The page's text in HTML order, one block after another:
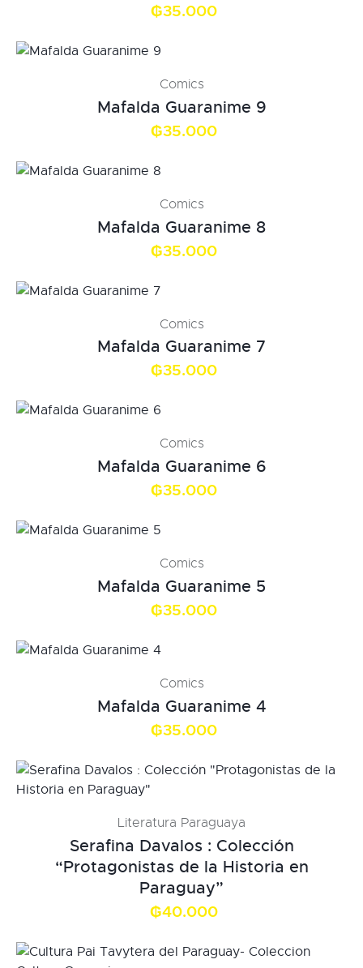
₲35.000
Comics
Mafalda Guaranime 9
₲35.000
Comics
Mafalda Guaranime 8
₲35.000
Comics
Mafalda Guaranime 7
₲35.000
Comics
Mafalda Guaranime 6
₲35.000
Comics
Mafalda Guaranime 5
₲35.000
Comics
Mafalda Guaranime 4
₲35.000
Literatura Paraguaya
Serafina Davalos : Colección
“Protagonistas de la Historia en
Paraguay”
₲40.000